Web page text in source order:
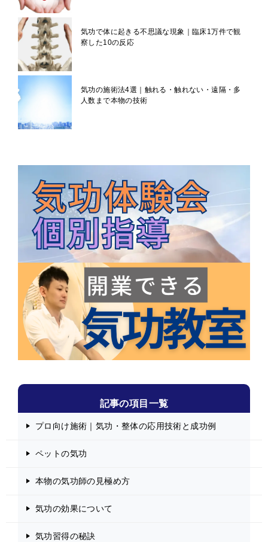
気功で体に起きる不思議な現象｜臨床1万件で観
察した10の反応
気功の施術法4選｜触れる・触れない・遠隔・多
人数まで本物の技術
記事の項目一覧
プロ向け施術｜気功・整体の応用技術と成功例
ペットの気功
本物の気功師の見極め方
気功の効果について
気功習得の秘訣